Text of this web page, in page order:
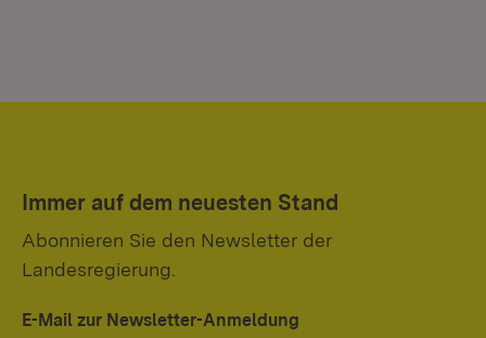
Immer auf dem neuesten Stand
Abonnieren Sie den Newsletter der
Landesregierung.
E-Mail zur Newsletter-Anmeldung